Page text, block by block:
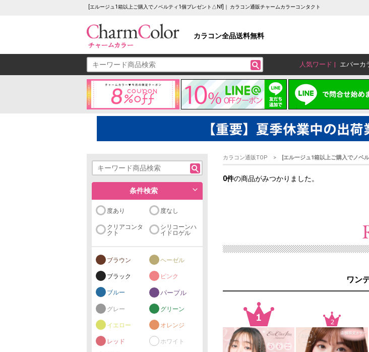
[エルージュ1箱以上ご購入でノベルティ1個プレゼント△Nf]｜ カラコン通販チャームカラーコンタクト
カラコン全品送料無料
人気ワード エバーカ
条件検索
度あり 度なし
クリアコンタ
クト
シリコーンハ
イドロゲル
ブラウン ヘーゼル
ブラック ピンク
ブルー パープル
グレー グリーン
イエロー オレンジ
レッド ホワイト
カラコン通販TOP [エルージュ1箱以上ご購入でノベ
0件の商品がみつかりました。
ワン